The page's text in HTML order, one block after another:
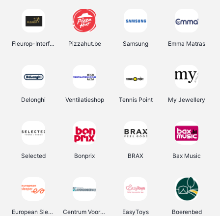
Fleurop-Interflora Pizzahut.be Samsung Emma Matras
Delonghi Ventilatieshop Tennis Point My Jewellery
Selected Bonprix BRAX Bax Music
European Sleeper Centrum Voor Avondonderwijs EasyToys Boerenbed